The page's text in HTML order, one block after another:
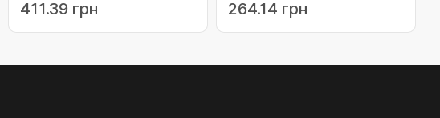
411.39 грн 264.14 грн